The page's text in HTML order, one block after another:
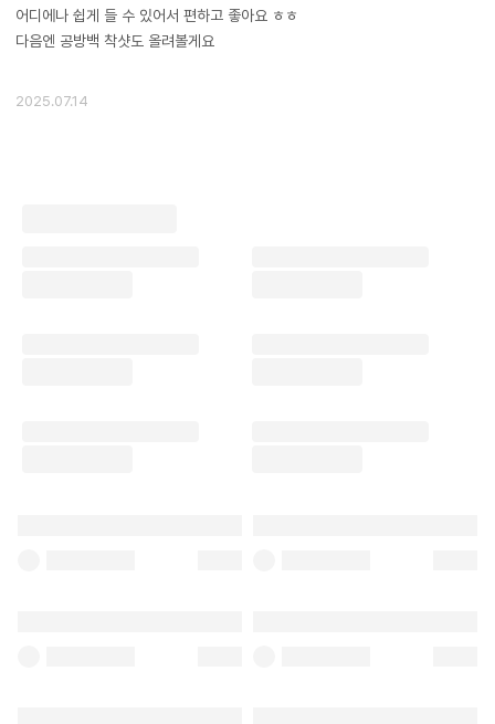
​어디에나 쉽게 들 수 있어서 편하고 좋아요 ㅎㅎ
다음엔 공방백 착샷도 올려볼게요
2025.07.14